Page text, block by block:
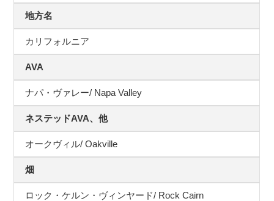
地方名
カリフォルニア
AVA
ナパ・ヴァレー/ Napa Valley
ネステッドAVA、他
オークヴィル/ Oakville
畑
ロック・ケルン・ヴィンヤード/ Rock Cairn